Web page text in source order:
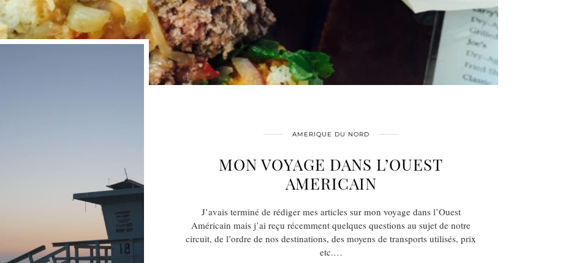
AMERIQUE DU NORD
MON VOYAGE DANS L’OUEST
AMERICAIN
J’avais terminé de rédiger mes articles sur mon voyage dans l’Ouest
Américain mais j’ai reçu récemment quelques questions au sujet de notre
circuit, de l’ordre de nos destinations, des moyens de transports utilisés, prix
etc.…